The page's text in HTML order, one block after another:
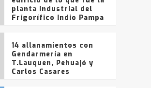
planta Industrial del
Frígorífico Indio Pampa
14 allanamientos con
Gendarmería en
T.Lauquen, Pehuajó y
Carlos Casares